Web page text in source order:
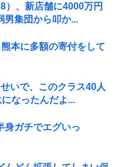
）、新店舗に4000万円
男集団から叩か...
本に多額の寄付をして
いで、このクラス40人
なったんだよ...
身ガチでエグいっ